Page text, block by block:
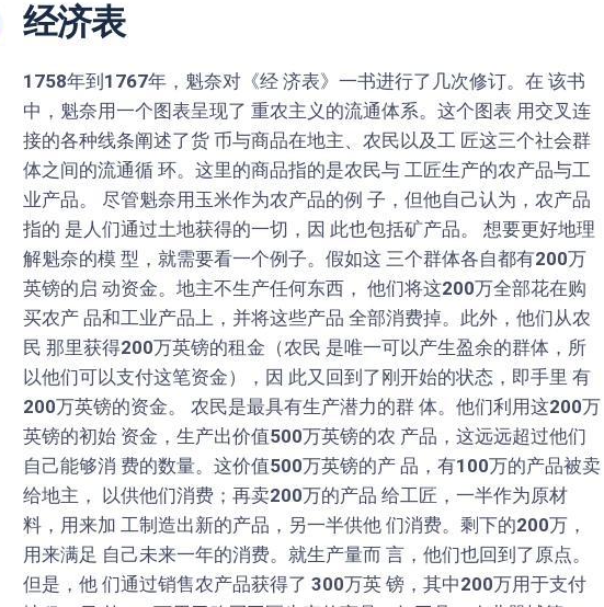
经济表
1758年到 1767年，魁奈对《经 济表》一书进行了几次修订。在 该书
中，魁奈用一个图表呈现了 重农主义的流通体系。这个图表 用交叉连
接的各种线条阐述了货 币与商品在地主、农民以及工 匠这三个社会群
体之间的流通循 环。这里的商品指的是农民与 工匠生产的农产品与工
业产品。 尽管魁奈用玉米作为农产品的例 子，但他自己认为，农产品
指的 是人们通过土地获得的一切，因 此也包括矿产品。 想要更好地理
解魁奈的模 型，就需要看一个例子。假如这 三个群体各自都有200万
英镑的启 动资金。地主不生产任何东西， 他们将这200万全部花在购
买农产 品和工业产品上，并将这些产品 全部消费掉。此外，他们从农
民 那里获得200万英镑的租金（农民 是唯一可以产生盈余的群体，所
以他们可以支付这笔资金），因 此又回到了刚开始的状态，即手里 有
200万英镑的资金。 农民是最具有生产潜力的群 体。他们利用这200万
英镑的初始 资金，生产出价值500万英镑的农 产品，这远远超过他们
自己能够消 费的数量。这价值500万英镑的产 品，有100万的产品被卖
给地主， 以供他们消费；再卖200万的产品 给工匠，一半作为原材
料，用来加 工制造出新的产品，另一半供他 们消费。剩下的200万，
用来满足 自己未来一年的消费。就生产量而 言，他们也回到了原点。
但是，他 们通过销售农产品获得了 300万英 镑，其中200万用于支付